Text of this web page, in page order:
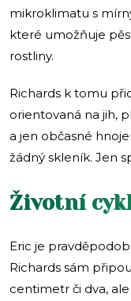
mikroklimatu s
které umožňuje
rostliny.
Richards k tomu
orientovaná na jih,
a jen občasné
žádný skleník. Jen
Životní
Eric je
Richards sám
centimetr či dva,